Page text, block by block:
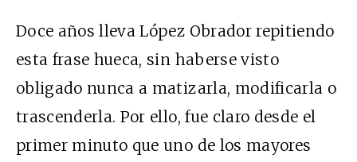
Doce años lleva López Obrador repitiendo
esta frase hueca, sin haberse visto
obligado nunca a matizarla, modificarla o
trascenderla. Por ello, fue claro desde el
primer minuto que uno de los mayores